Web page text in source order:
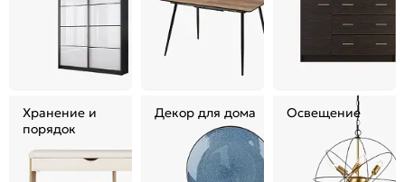
Хранение и
порядок
Декор для дома Освещение